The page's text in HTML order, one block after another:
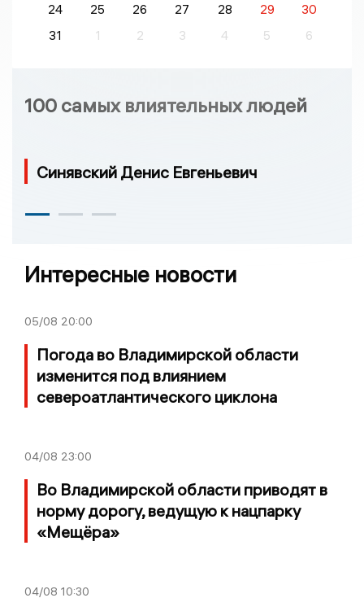
24 25 26 27 28 29
30
31
1 2 3 4 5 6
100 самых влиятельных людей
Синявский Денис Евгеньевич
Интересные новости
05/08 20:00
Погода во Владимирской области
изменится под влиянием
североатлантического циклона
04/08 23:00
Во Владимирской области приводят в
норму дорогу, ведущую к нацпарку
«Мещёра»
04/08 10:30